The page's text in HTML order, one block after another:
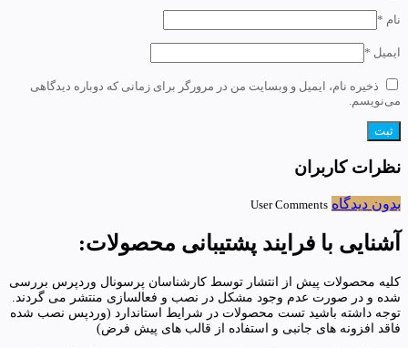
نام *
ایمیل *
ذخیره نام، ایمیل و وبسایت من در مرورگر برای زمانی که دوباره دیدگاهی
می‌نویسم.
نظرات کاربران
بدون دیدگاه User Comments
آشنایی با فرایند پشتیبانی محصولات:
کلیه محصولات پیش از انتشار توسط کارشناسان پرسونال وردپرس بررسی
شده و در صورت عدم وجود مشکل در نصب و فعالسازی منتشر می گردند.
توجه داشته باشید تست محصولات در شرایط استاندارد (وردپس نصب شده
فاقد افزونه های جانبی و استفاده از قالب های پیش فرض)